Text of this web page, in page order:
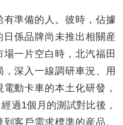
準備的人。彼時，佔據
係品牌尚未推出相關産
一片空白時，北汽福田
深入一線調研車況、用
動卡車的本土化研發，
過1個月的測試對比後，
客戶需求標準的産品。